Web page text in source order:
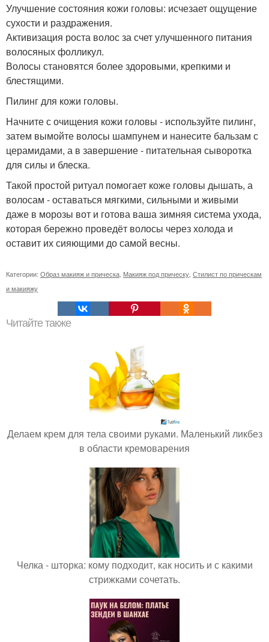
Улучшение состояния кожи головы: исчезает ощущение
сухости и раздражения.
Активизация роста волос за счет улучшенного питания
волосяных фолликул.
Волосы становятся более здоровыми, крепкими и
блестящими.
Пилинг для кожи головы.
Начните с очищения кожи головы - используйте пилинг,
затем вымойте волосы шампунем и нанесите бальзам с
церамидами, а в завершение - питательная сыворотка
для силы и блеска.
Такой простой ритуал помогает коже головы дышать, а
волосам - оставаться мягкими, сильными и живыми
даже в морозы вот и готова ваша зимняя система ухода,
которая бережно проведёт волосы через холода и
оставит их сияющими до самой весны.
Категории: Образ макияж и прическа Макияж под прическу Стилист по прическам
и макияжу
Читайте также
Делаем крем для тела своими руками. Маленький ликбез
в области кремоварения
Челка - шторка: кому подходит, как носить и с какими
стрижками сочетать.